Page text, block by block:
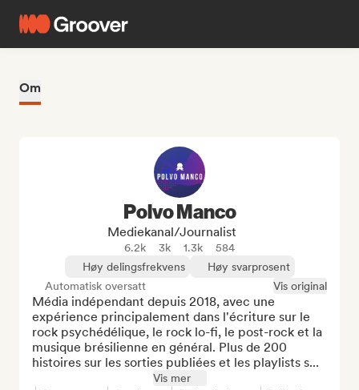
Om
Polvo Manco
Mediekanal/journalist
6.2k 3k 1.3k
584
Høy delingsfrekvens
Høy svarprosent
Automatisk oversatt
Vis original
Média indépendant depuis 2018, avec une
expérience principalement dans l'écriture sur le
rock psychédélique, le rock lo-fi, le post-rock et la
musique brésilienne en général. Plus de 200
histoires sur les sorties publiées et les playlists s...
Vis mer